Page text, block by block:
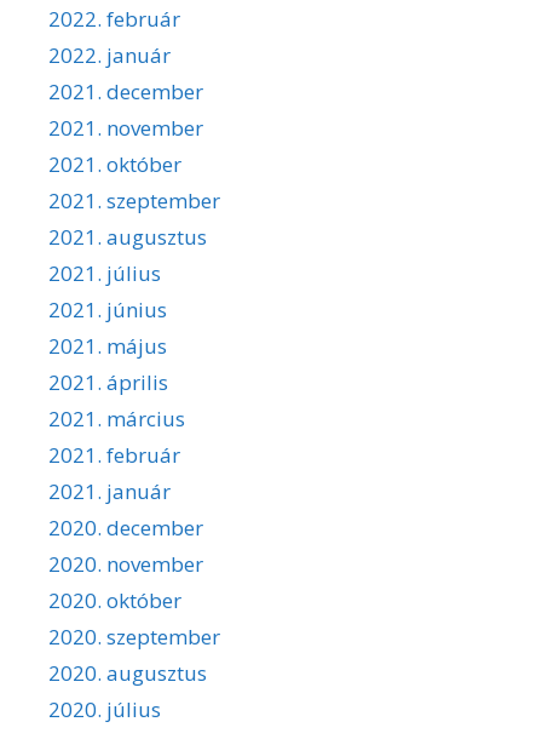
2022. február
2022. január
2021. december
2021. november
2021. október
2021. szeptember
2021. augusztus
2021. július
2021. június
2021. május
2021. április
2021. március
2021. február
2021. január
2020. december
2020. november
2020. október
2020. szeptember
2020. augusztus
2020. július